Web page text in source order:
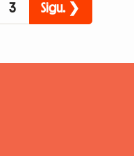
3 Sigu. ❯